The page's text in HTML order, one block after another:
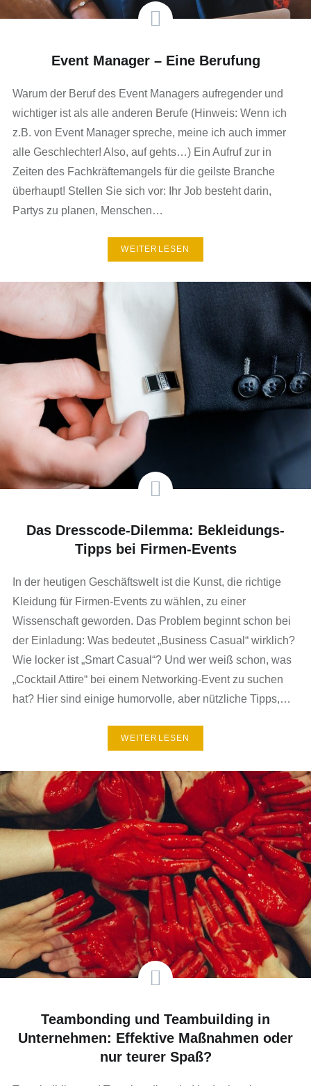
Event Manager – Eine Berufung
Warum der Beruf des Event Managers aufregender und
wichtiger ist als alle anderen Berufe (Hinweis: Wenn ich
z.B. von Event Manager spreche, meine ich auch immer
alle Geschlechter! Also, auf gehts…) Ein Aufruf zur in
Zeiten des Fachkräftemangels für die geilste Branche
überhaupt! Stellen Sie sich vor: Ihr Job besteht darin,
Partys zu planen, Menschen…
WEITERLESEN
Das Dresscode-Dilemma: Bekleidungs-
Tipps bei Firmen-Events
In der heutigen Geschäftswelt ist die Kunst, die richtige
Kleidung für Firmen-Events zu wählen, zu einer
Wissenschaft geworden. Das Problem beginnt schon bei
der Einladung: Was bedeutet „Business Casual“ wirklich?
Wie locker ist „Smart Casual“? Und wer weiß schon, was
„Cocktail Attire“ bei einem Networking-Event zu suchen
hat? Hier sind einige humorvolle, aber nützliche Tipps,…
WEITERLESEN
Teambonding und Teambuilding in
Unternehmen: Effektive Maßnahmen oder
nur teurer Spaß?